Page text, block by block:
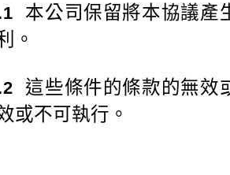
本公司保留將本協議產
。
這些條件的條款的無效
或不可執行。